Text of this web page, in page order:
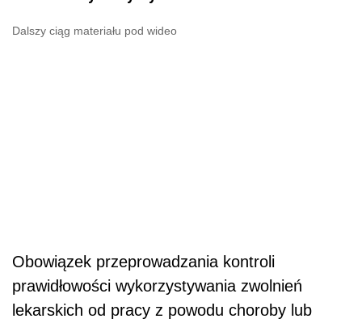
Dalszy ciąg materiału pod wideo
Obowiązek przeprowadzania kontroli
prawidłowości wykorzystywania zwolnień
lekarskich od pracy z powodu choroby lub